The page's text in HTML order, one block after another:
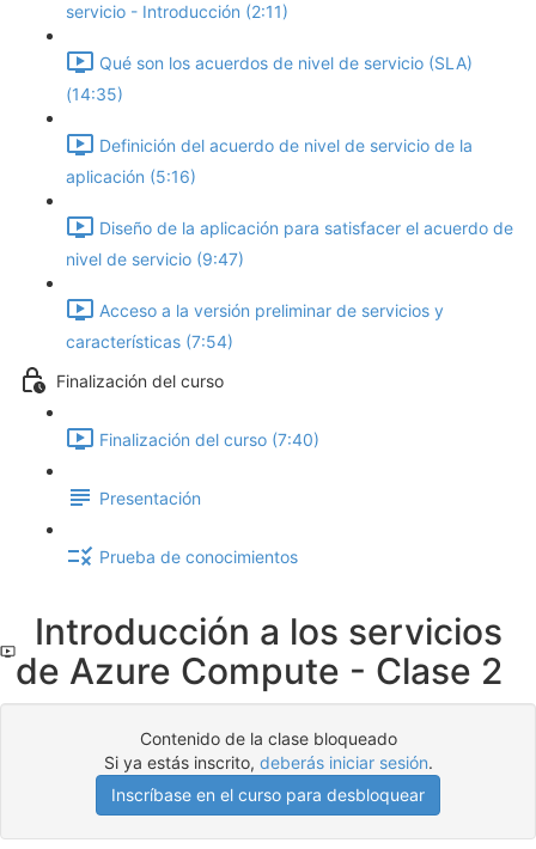
servicio - Introducción (2:11)
Qué son los acuerdos de nivel de servicio (SLA)
(14:35)
Definición del acuerdo de nivel de servicio de la
aplicación (5:16)
Diseño de la aplicación para satisfacer el acuerdo de
nivel de servicio (9:47)
Acceso a la versión preliminar de servicios y
características (7:54)
Finalización del curso
Finalización del curso (7:40)
Presentación
Prueba de conocimientos
Introducción a los servicios
de Azure Compute - Clase 2
Contenido de la clase bloqueado
Si ya estás inscrito, deberás iniciar sesión.
Inscríbase en el curso para desbloquear